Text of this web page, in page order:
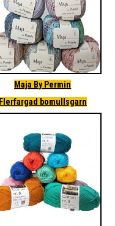
Maja By Permin
Flerfargad bomullsgarn